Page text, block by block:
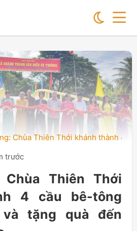
Chùa Thiên Thới khánh thành 4
trước
Chùa Thiên Thới
4 cầu bê-tông
tặng quà đến